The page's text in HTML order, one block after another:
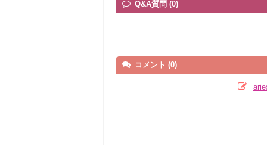
Q&A質問 (0)
コメント (0)